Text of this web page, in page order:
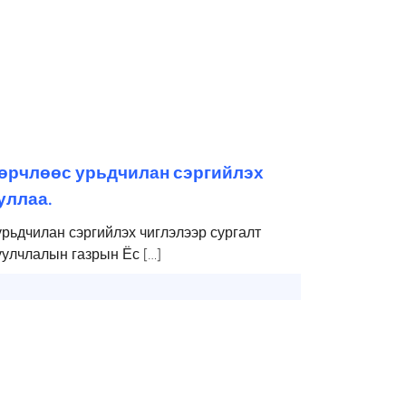
урьдчилан сэргийлэх
сэргийлэх чиглэлээр сургалт
газрын Ёс […]